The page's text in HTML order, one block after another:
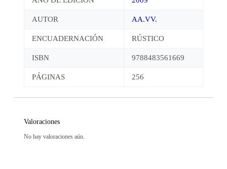
AUTOR AA.VV.
ENCUADERNACIÓN RÚSTICO
ISBN 9788483561669
PÁGINAS 256
Valoraciones
No hay valoraciones aún.